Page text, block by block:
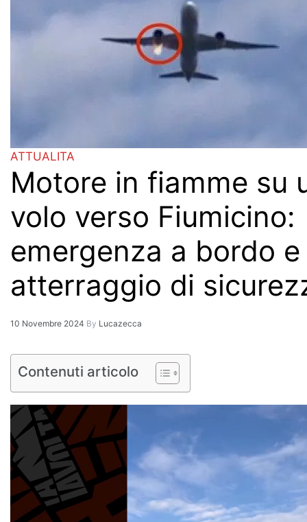
ATTUALITA
Motore in fiamme su
volo verso Fiumicino:
emergenza a bordo e
atterraggio di
10 Novembre 2024 By Lucazecca
Contenuti articolo